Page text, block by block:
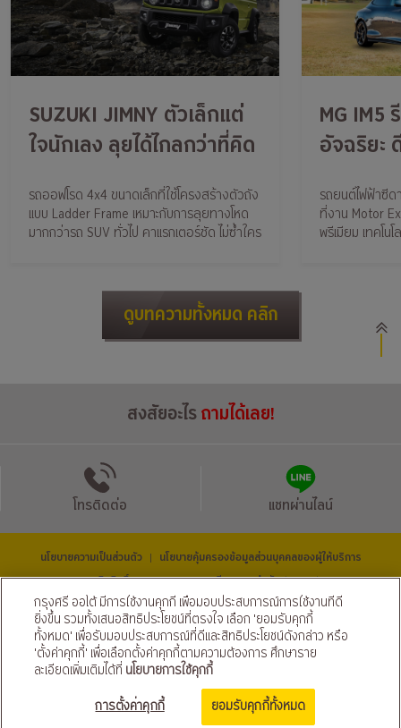
SUZUKI JIMNY ตัวเล็กแต่
ใจนักเลง ลุยได้ไกลกว่าที่คิด
รถออฟโรด 4x4 ขนาดเล็กที่ใช้โครงสร้างตัวถัง
แบบ Ladder Frame เหมาะกับการลุยทางโหด
มากกว่ารถ SUV ทั่วไป คาแรกเตอร์ชัด ไม่ซ้ำใคร
MG IM5
อัจฉริยะ
รถยนต์ไฟฟ้าซีด
ที่งาน Motor
พรีเมียม เทคโน
ดูบทความทั้งหมด คลิก
ขอสินเชื่อ จัดเลย!
สงสัยอะไรถามได้เลย!
โทรติดต่อ แชทผ่านไลน์
นโยบายความเป็นส่วนตัว | นโยบายคุ้มครองข้อมูลส่วนบุคคลของผู้ให้บริการ
© สงวนลิขสิทธิ์ 2569 ธนาคารกรุงศรีอยุธยา จำกัด (มหาชน) และ
บริษัท อยุธยา แคปปิตอล ออโต้ ลีส จำกัด (มหาชน)
ติดตามเราได้ที่
กรุงศรี ออโต้ มีการใช้งานคุกกี้ เพื่อมอบประสบการณ์การใช้งานที่ดี
ยิ่งขึ้น รวมทั้งเสนอสิทธิประโยชน์ที่ตรงใจ เลือก 'ยอมรับคุกกี้
ทั้งหมด' เพื่อรับมอบประสบการณ์ที่ดีและสิทธิประโยชน์ดังกล่าว หรือ
'ตั้งค่าคุกกี้' เพื่อเลือกตั้งค่าคุกกี้ตามความต้องการ ศึกษาราย
ละเอียดเพิ่มเติมได้ที่ นโยบายการใช้คุกกี้
การตั้งค่าคุกกี้
ยอมรับคุกกี้ทั้งหมด